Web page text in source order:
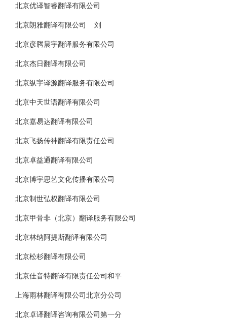
北京优译智睿翻译有限公司
北京朗雅翻译有限公司 刘
北京彦腾晨宇翻译服务有限公司
北京杰日翻译有限公司
北京纵宇译源翻译服务有限公司
北京中天世语翻译有限公司
北京嘉易达翻译有限公司
北京飞扬传神翻译有限责任公司
北京卓益通翻译有限公司
北京博宇思艺文化传播有限公司
北京制世弘权翻译有限公司
北京甲骨非（北京）翻译服务有限公司
北京林纳阿提斯翻译有限公司
北京松杉翻译有限公司
北京佳音特翻译有限责任公司和平
上海雨林翻译有限公司北京分公司
北京卓译翻译咨询有限公司第一分